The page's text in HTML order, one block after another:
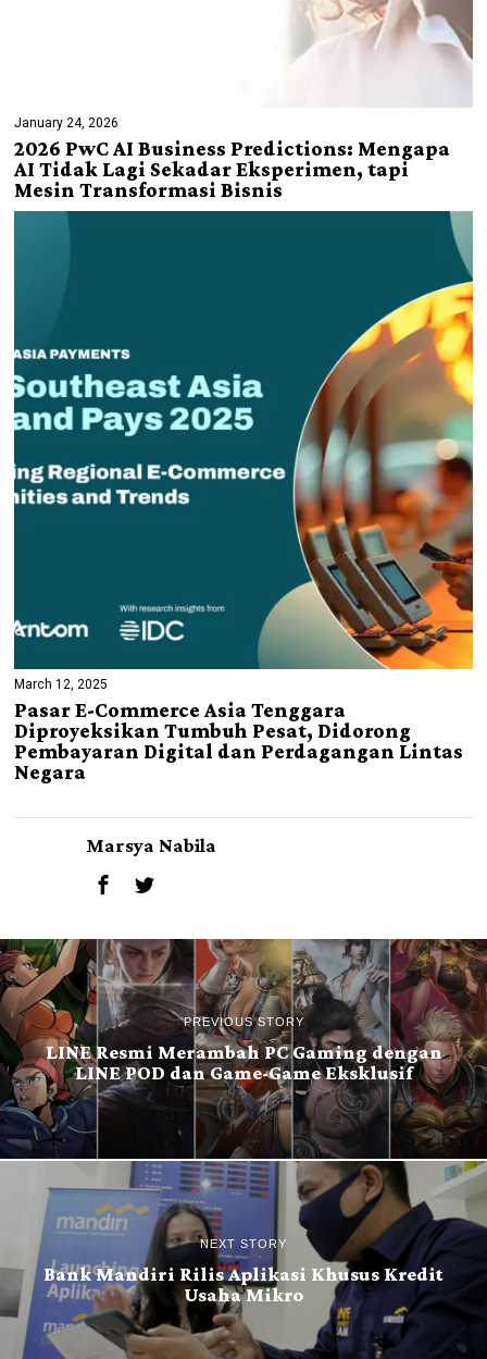
January 24, 2026
2026 PwC AI Business Predictions: Mengapa
AI Tidak Lagi Sekadar Eksperimen, tapi
Mesin Transformasi Bisnis
March 12, 2025
Pasar E-Commerce Asia Tenggara
Diproyeksikan Tumbuh Pesat, Didorong
Pembayaran Digital dan Perdagangan Lintas
Negara
Marsya Nabila
PREVIOUS STORY
LINE Resmi Merambah PC Gaming dengan
LINE POD dan Game-Game Eksklusif
NEXT STORY
Bank Mandiri Rilis Aplikasi Khusus Kredit
Usaha Mikro